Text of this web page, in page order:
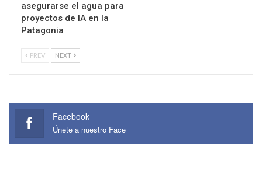
asegurarse el agua para
proyectos de IA en la
Patagonia
PREV NEXT
Facebook
Únete a nuestro Face